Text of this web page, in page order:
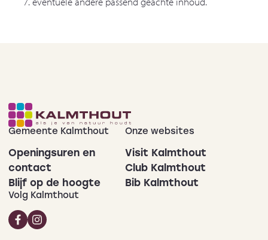
Gemeente Kalmthout
Openingsuren en
contact
Blijf op de hoogte
Onze websites
Visit Kalmthout
Club Kalmthout
Bib Kalmthout
Volg Kalmthout